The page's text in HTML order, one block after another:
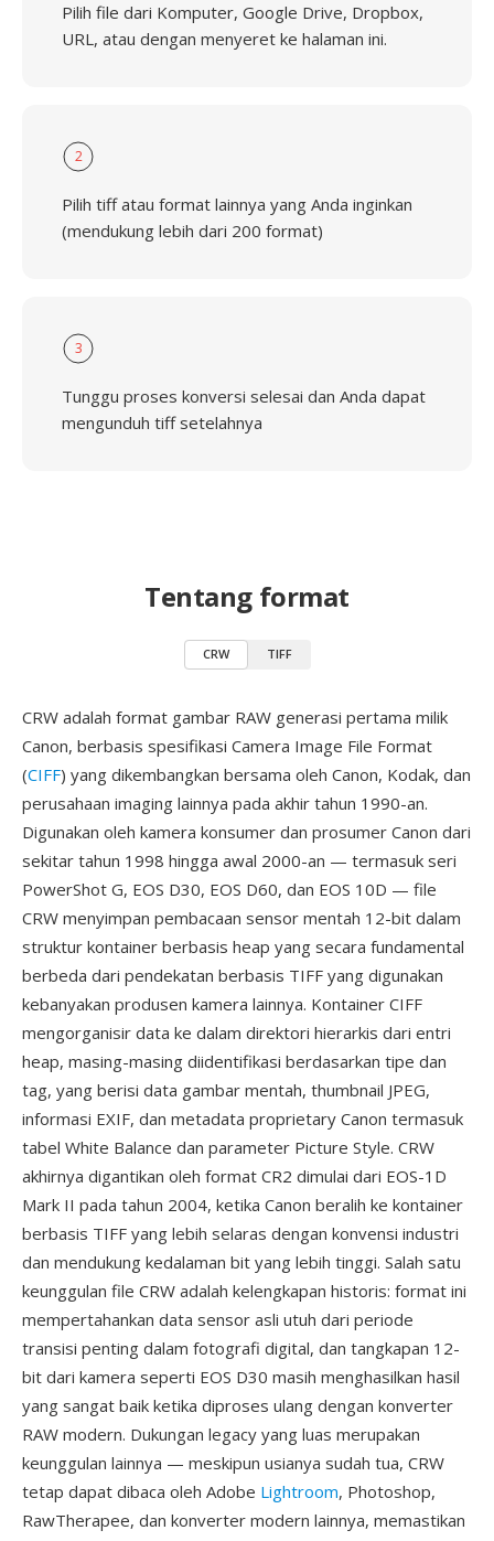
Pilih file dari Komputer, Google Drive, Dropbox,
URL, atau dengan menyeret ke halaman ini.
2
Pilih tiff atau format lainnya yang Anda inginkan
(mendukung lebih dari 200 format)
3
Tunggu proses konversi selesai dan Anda dapat
mengunduh tiff setelahnya
Tentang format
CRW TIFF
CRW adalah format gambar RAW generasi pertama milik
Canon, berbasis spesifikasi Camera Image File Format
(CIFF) yang dikembangkan bersama oleh Canon, Kodak, dan
perusahaan imaging lainnya pada akhir tahun 1990-an.
Digunakan oleh kamera konsumer dan prosumer Canon dari
sekitar tahun 1998 hingga awal 2000-an — termasuk seri
PowerShot G, EOS D30, EOS D60, dan EOS 10D — file
CRW menyimpan pembacaan sensor mentah 12-bit dalam
struktur kontainer berbasis heap yang secara fundamental
berbeda dari pendekatan berbasis TIFF yang digunakan
kebanyakan produsen kamera lainnya. Kontainer CIFF
mengorganisir data ke dalam direktori hierarkis dari entri
heap, masing-masing diidentifikasi berdasarkan tipe dan
tag, yang berisi data gambar mentah, thumbnail JPEG,
informasi EXIF, dan metadata proprietary Canon termasuk
tabel White Balance dan parameter Picture Style. CRW
akhirnya digantikan oleh format CR2 dimulai dari EOS-1D
Mark II pada tahun 2004, ketika Canon beralih ke kontainer
berbasis TIFF yang lebih selaras dengan konvensi industri
dan mendukung kedalaman bit yang lebih tinggi. Salah satu
keunggulan file CRW adalah kelengkapan historis: format ini
mempertahankan data sensor asli utuh dari periode
transisi penting dalam fotografi digital, dan tangkapan 12-
bit dari kamera seperti EOS D30 masih menghasilkan hasil
yang sangat baik ketika diproses ulang dengan konverter
RAW modern. Dukungan legacy yang luas merupakan
keunggulan lainnya — meskipun usianya sudah tua, CRW
tetap dapat dibaca oleh Adobe Lightroom, Photoshop,
RawTherapee, dan konverter modern lainnya, memastikan